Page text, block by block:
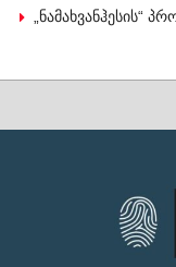
„ნამახვანჰესის“